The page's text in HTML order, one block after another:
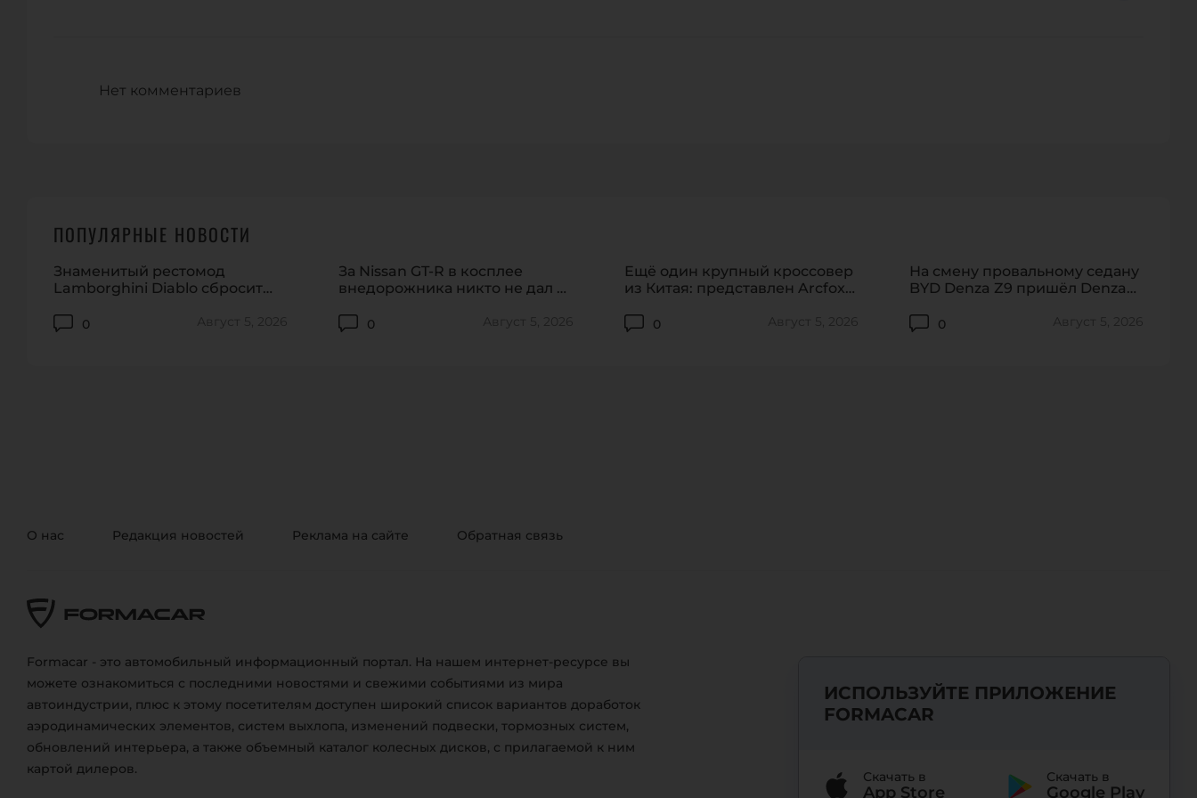
Нет комментариев
ПОПУЛЯРНЫЕ НОВОСТИ
Знаменитый рестомод
Lamborghini Diablo сбросит
0 Август 5, 2026
За Nissan GT-R в косплее
внедорожника никто не дал и
0 Август 5, 2026
Ещё один крупный кроссовер
из Китая: представлен Arcfox
0 Август 5, 2026
На смену провальному седану
BYD Denza Z9 пришёл Denza
0 Август 5, 2026
О нас Редакция новостей Реклама на сайте Обратная связь
Formacar - это автомобильный информационный портал. На нашем интернет-ресурсе вы
можете ознакомиться с последними новостями и свежими событиями из мира
автоиндустрии, плюс к этому посетителям доступен широкий список вариантов доработок
аэродинамических элементов, систем выхлопа, изменений подвески, тормозных систем,
обновлений интерьера, а также объемный каталог колесных дисков, с прилагаемой к ним
картой дилеров.
ИСПОЛЬЗУЙТЕ ПРИЛОЖЕНИЕ
FORMACAR
Скачать в
App Store
Скачать в
Google Play